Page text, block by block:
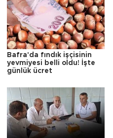
Bafra'da fındık işçisinin
yevmiyesi belli oldu! İşte
günlük ücret